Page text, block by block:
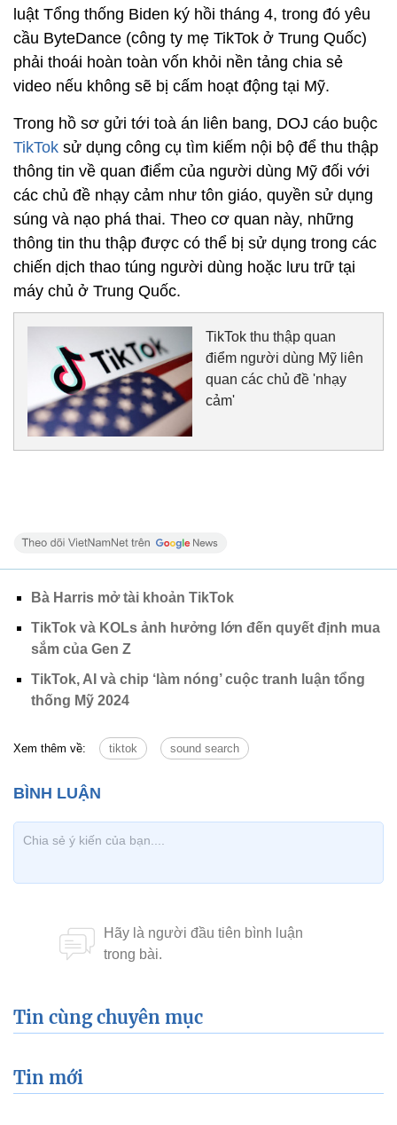
luật Tổng thống Biden ký hồi tháng 4, trong đó yêu
cầu ByteDance (công ty mẹ TikTok ở Trung Quốc)
phải thoái hoàn toàn vốn khỏi nền tảng chia sẻ
video nếu không sẽ bị cấm hoạt động tại Mỹ.
Trong hồ sơ gửi tới toà án liên bang, DOJ cáo buộc
TikTok sử dụng công cụ tìm kiếm nội bộ để thu thập
thông tin về quan điểm của người dùng Mỹ đối với
các chủ đề nhạy cảm như tôn giáo, quyền sử dụng
súng và nạo phá thai. Theo cơ quan này, những
thông tin thu thập được có thể bị sử dụng trong các
chiến dịch thao túng người dùng hoặc lưu trữ tại
máy chủ ở Trung Quốc.
TikTok thu thập quan
điểm người dùng Mỹ liên
quan các chủ đề 'nhạy
cảm'
Bà Harris mở tài khoản TikTok
TikTok và KOLs ảnh hưởng lớn đến quyết định mua
sắm của Gen Z
TikTok, AI và chip ‘làm nóng’ cuộc tranh luận tổng
thống Mỹ 2024
Xem thêm về: tiktok sound search
Tin cùng chuyên mục
Tin mới